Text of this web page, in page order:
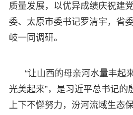
质量发展，以优异成绩庆祝建
委、太原市委书记罗清宇，省
岐一同调研。
“让山西的母亲河水量丰起
光美起来”，是习近平总书记的
上下不懈努力，汾河流域生态